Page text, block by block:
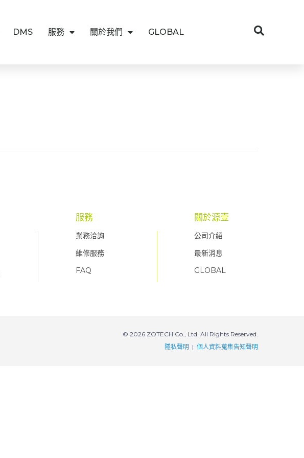
DMS 服務 關於我們 GLOBAL
服務
業務洽詢
維修服務
FAQ
關於源壹
公司介紹
最新消息
GLOBAL
© 2026 ZOTECH Co., Ltd. All Rights Reserved.
隱私聲明 | 個人資料蒐集告知聲明